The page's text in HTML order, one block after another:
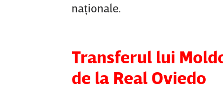
naţionale.
Transferul lui
de la Real Oviedo